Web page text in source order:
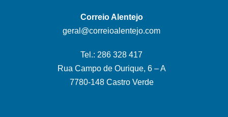
Correio Alentejo
geral@correioalentejo.com
Tel.: 286 328 417
Rua Campo de Ourique, 6 – A
7780-148 Castro Verde